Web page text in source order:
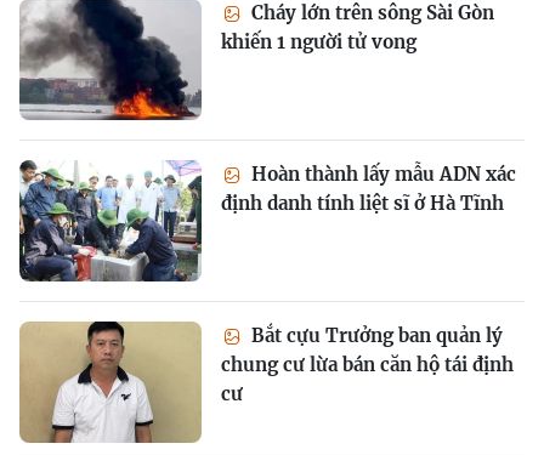
Cháy lớn trên sông Sài Gòn
khiến 1 người tử vong
Hoàn thành lấy mẫu ADN xác
định danh tính liệt sĩ ở Hà Tĩnh
Bắt cựu Trưởng ban quản lý
chung cư lừa bán căn hộ tái định
cư